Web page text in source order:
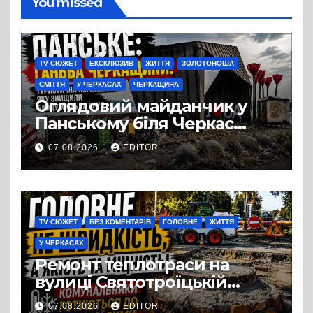
TV СЮЖЕТ ЕКСКЛЮЗИВ ЖИТТЯ ЗОЛОТОНОША
СМІТТЯ У ЧЕРКАСАХ ЧЕРКАЩИНА
Оглядовий майданчик у
Панському біля Черкас
перетворився на занедбане
сміттєзвалище
07.08.2026 EDITOR
TV СЮЖЕТ БЕЗ КОМЕНТАРІВ ГОЛОВНЕ ЖИТТЯ
У ЧЕРКАСАХ
Ремонт теплотраси на
вулиці Святотроїцькій
затягнувся порівняно із
07.08.2026 EDITOR